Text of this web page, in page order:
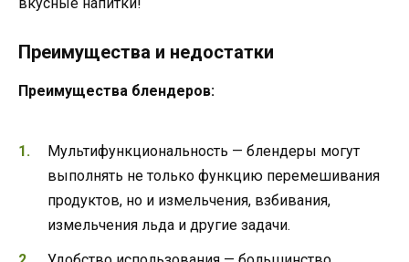
Преимущества и недостатки
Преимущества блендеров:
Мультифункциональность — блендеры могут
выполнять не только функцию перемешивания
продуктов, но и измельчения, взбивания,
измельчения льда и другие задачи.